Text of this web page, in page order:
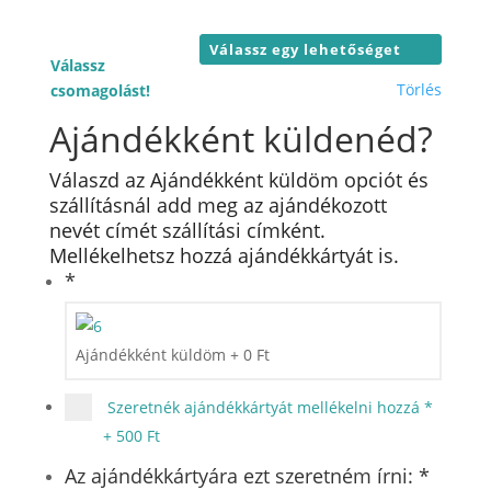
Válassz
csomagolást!
Törlés
Ajándékként küldenéd?
Válaszd az Ajándékként küldöm opciót és
szállításnál add meg az ajándékozott
nevét címét szállítási címként.
Mellékelhetsz hozzá ajándékkártyát is.
*
Ajándékként küldöm + 0 Ft
Szeretnék ajándékkártyát mellékelni hozzá *
+ 500 Ft
Az ajándékkártyára ezt szeretném írni: *